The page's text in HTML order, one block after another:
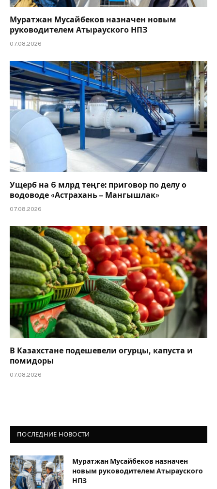
Муратжан Мусайбеков назначен новым
руководителем Атырауского НПЗ
07.08.2026
Ущерб на 6 млрд теңге: приговор по делу о
водоводе «Астрахань – Мангышлак»
07.08.2026
В Казахстане подешевели огурцы, капуста и
помидоры
07.08.2026
ПОСЛЕДНИЕ НОВОСТИ
Муратжан Мусайбеков назначен
новым руководителем Атырауского
НПЗ